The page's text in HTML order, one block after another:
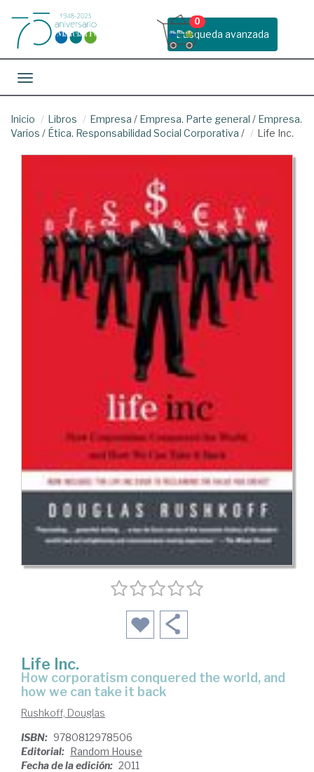
Busqueda avanzada
0
Toggle navigation
Inicio Libros Empresa / Empresa. Parte general / Empresa.
Varios / Ética. Responsabilidad Social Corporativa / Life Inc.
Life Inc.
how corporatism conquered the world, and
how we can take it back
Rushkoff, Douglas
ISBN: 9780812978506
Editorial: Random House
Fecha de la edición: 2011